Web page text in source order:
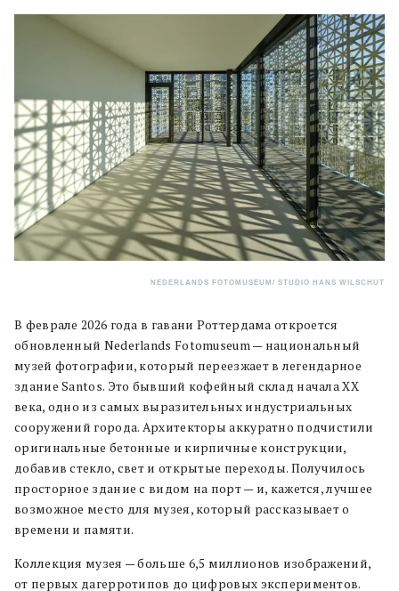
NEDERLANDS FOTOMUSEUM/ STUDIO HANS WILSCHUT
В феврале 2026 года в гавани Роттердама откроется
обновленный Nederlands Fotomuseum — национальный
музей фотографии, который переезжает в легендарное
здание Santos. Это бывший кофейный склад начала XX
века, одно из самых выразительных индустриальных
сооружений города. Архитекторы аккуратно подчистили
оригинальные бетонные и кирпичные конструкции,
добавив стекло, свет и открытые переходы. Получилось
просторное здание с видом на порт — и, кажется, лучшее
возможное место для музея, который рассказывает о
времени и памяти.
Коллекция музея — больше 6,5 миллионов изображений,
от первых дагерротипов до цифровых экспериментов.